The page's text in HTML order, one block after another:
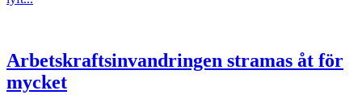
Arbetskraftsinvandringen stramas åt för
mycket